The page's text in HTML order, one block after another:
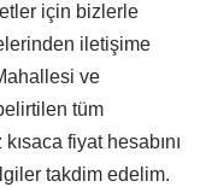
için bizlerle
iletişime
ve
tüm
fiyat hesabını
takdim edelim.